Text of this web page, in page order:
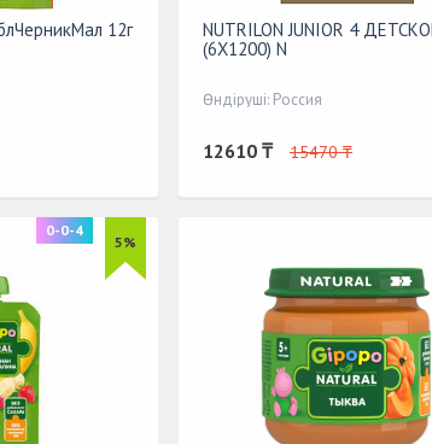
12г
NUTRILON JUNIOR 4
(6X1200) N
Өндіруші: Россия
12610 ₸ 15470 ₸
5%
0-0-4